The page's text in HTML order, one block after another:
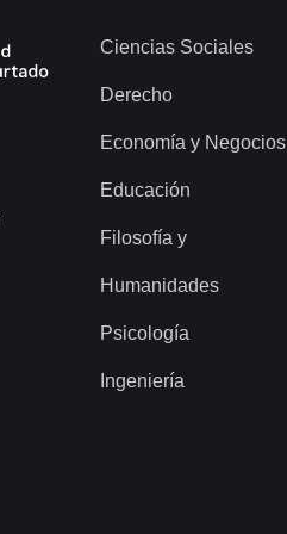
Ciencias Sociales
Derecho
Economía y Negocios
Educación
Filosofía y
Humanidades
Psicología
Ingeniería